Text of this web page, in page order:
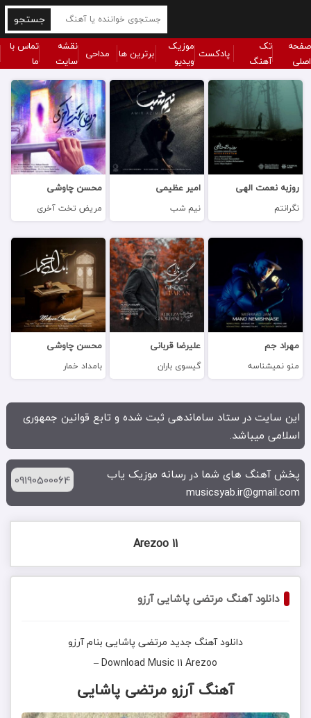
جستجو
صفحه
اصلی
تک
آهنگ
پادکست موزیک
ویدیو
برترین ها مداحی نقشه
سایت
تماس با
ما
روزبه نعمت الهی
نگرانتم
امیر عظیمی
نیم شب
محسن چاوشی
مریض تخت آخری
مهراد جم
منو نمیشناسه
علیرضا قربانی
گیسوی باران
محسن چاوشی
بامداد خمار
این سایت در ستاد ساماندهی ثبت شده و تابع قوانین جمهوری
اسلامی میباشد.
پخش آهنگ های شما در رسانه موزیک یاب
musicsyab.ir@gmail.com
09190500064
11 Arezoo
دانلود آهنگ مرتضی پاشایی آرزو
دانلود آهنگ جدید مرتضی پاشایی بنامآرزو
Download Music 11 Arezoo
–
آهنگ آرزو مرتضی پاشایی